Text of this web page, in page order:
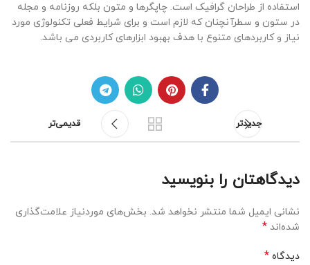
استفاده از طراحان گرافیک است. چاپگرها و متون بلکه روزنامه و مجله
در ستون و سطرآنچنان که لازم است و برای شرایط فعلی تکنولوژی مورد
نیاز و کاربردهای متنوع با هدف بهبود ابزارهای کاربردی می باشد.
جدیدتر قدیمی‌تر
دیدگاهتان را بنویسید
نشانی ایمیل شما منتشر نخواهد شد. بخش‌های موردنیاز علامت‌گذاری
شده‌اند *
دیدگاه *